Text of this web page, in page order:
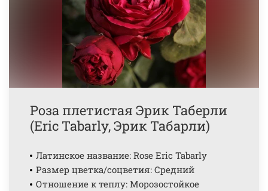
Роза плетистая Эрик Таберли
(Eric Tabarly, Эрик Табарли)
Латинское название: Rose Eric Tabarly
Размер цветка/соцветия: Средний
Отношение к теплу: Морозостойкое